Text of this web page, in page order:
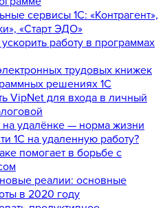
сервисы 1С: «Контрагент»,
«Старт ЭДО»
работу в программах
трудовых книжек
решениях 1С
VipNet для входа в личный
на удалёнке — норма жизни
1С на удаленную работу?
помогает в борьбе с
реалии: основные
в 2020 году